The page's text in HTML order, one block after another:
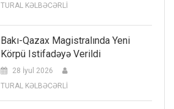
TURAL KƏLBƏCƏRLİ
Bakı-Qazax Magistralında Yeni
Körpü Istifadəyə Verildi
28 İyul 2026
TURAL KƏLBƏCƏRLİ